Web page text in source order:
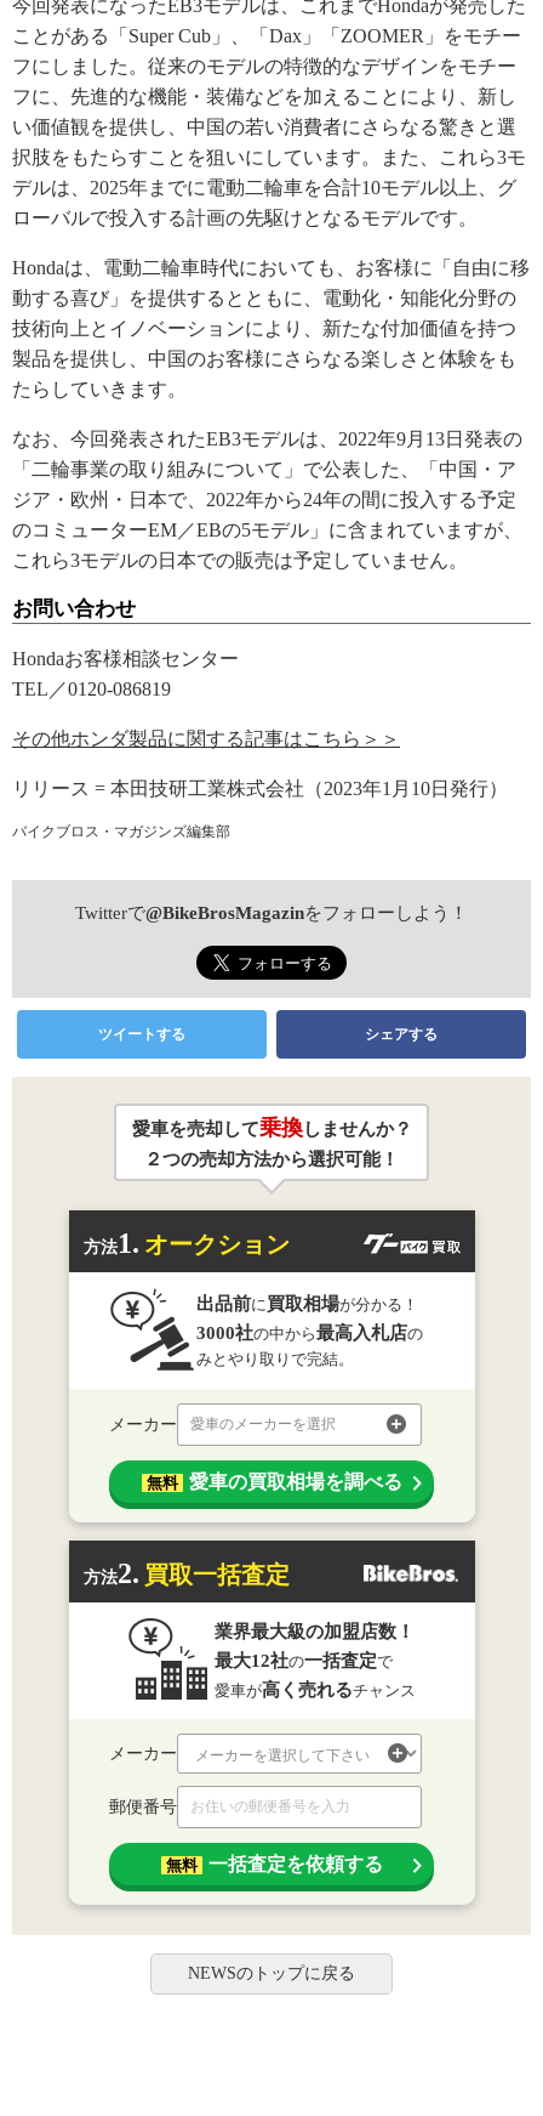
今回発表になったEB3モデルは、これまでHondaが発売した
ことがある「Super Cub」、「Dax」「ZOOMER」をモチー
フにしました。従来のモデルの特徴的なデザインをモチー
フに、先進的な機能・装備などを加えることにより、新し
い価値観を提供し、中国の若い消費者にさらなる驚きと選
択肢をもたらすことを狙いにしています。また、これら3モ
デルは、2025年までに電動二輪車を合計10モデル以上、グ
ローバルで投入する計画の先駆けとなるモデルです。
Hondaは、電動二輪車時代においても、お客様に「自由に移
動する喜び」を提供するとともに、電動化・知能化分野の
技術向上とイノベーションにより、新たな付加価値を持つ
製品を提供し、中国のお客様にさらなる楽しさと体験をも
たらしていきます。
なお、今回発表されたEB3モデルは、2022年9月13日発表の
「二輪事業の取り組みについて」で公表した、「中国・ア
ジア・欧州・日本で、2022年から24年の間に投入する予定
のコミューターEM／EBの5モデル」に含まれていますが、
これら3モデルの日本での販売は予定していません。
お問い合わせ
Hondaお客様相談センター
TEL／0120-086819
その他ホンダ製品に関する記事はこちら＞＞
リリース = 本田技研工業株式会社（2023年1月10日発行）
バイクブロス・マガジンズ編集部
Twitterで@BikeBrosMagazinをフォローしよう！
ツイートする シェアする
愛車を売却して乗換しませんか？
２つの売却方法から選択可能！
方法1. オークション
出品前に買取相場が分かる！
3000社の中から最高入札店の
みとやり取りで完結。
メーカー 愛車のメーカーを選択
無料 愛車の買取相場を調べる
方法2. 買取一括査定
業界最大級の加盟店数！
最大12社の一括査定で
愛車が高く売れるチャンス
メーカー
郵便番号
無料 一括査定を依頼する
NEWSのトップに戻る